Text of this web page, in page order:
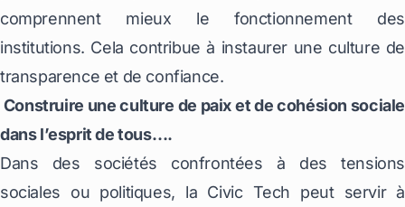
comprennent mieux le fonctionnement des
institutions. Cela contribue à instaurer une culture de
transparence et de confiance.
Construire une culture de paix et de cohésion sociale
dans l’esprit de tous….
Dans des sociétés confrontées à des tensions
sociales ou politiques, la Civic Tech peut servir à